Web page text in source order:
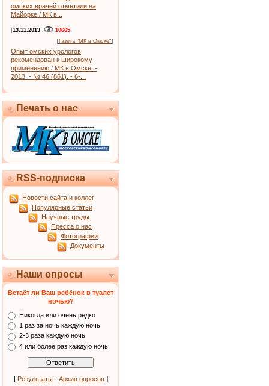
омских врачей отметили на
Майорке / МК в...
[13.11.2013]
10665
[Газета "МК в Омске"]
Опыт омских урологов
рекомендован к широкому
применению / МК в Омске. -
2013. - № 46 (861). - 6-...
Печать о нас
RSS-подписка
Новости сайта и коллег
Популярные статьи
Научные труды
Пресса о нас
Фотографии
Документы
Наши опросы
Встаёт ли Ваш ребёнок в туалет
ночью?
Никогда или очень редко
1 раз за ночь каждую ночь
2-3 раза каждую ночь
4 или более раз каждую ночь
[ Результаты· Архив опросов]